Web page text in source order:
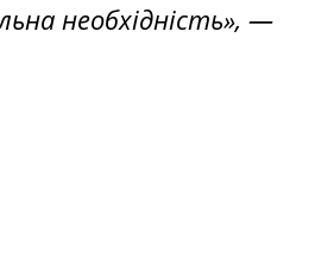
необхідність», —